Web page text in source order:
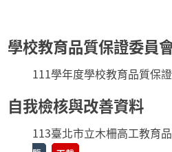
學校教育品質保證委員
111學年度學校教育品質保
自我檢核與改善資料
113臺北市立木柵高工教育